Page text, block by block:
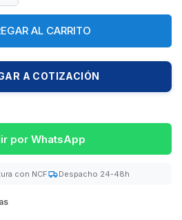
AL CARRITO
A COTIZACIÓN
por WhatsApp
con NCF Despacho 24-48h